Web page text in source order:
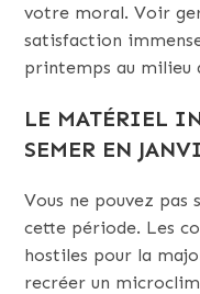
votre moral. Voir
satisfaction
printemps au milieu
LE MATÉRIEL
SEMER EN
Vous ne pouvez pas
cette période. Les
hostiles pour la
recréer un